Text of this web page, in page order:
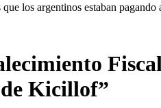
los argentinos estaban
de Kicillof”